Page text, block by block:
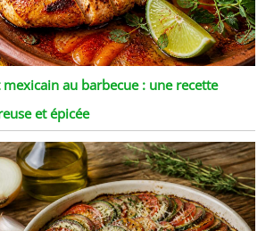
mexicain au barbecue : une recette
et épicée